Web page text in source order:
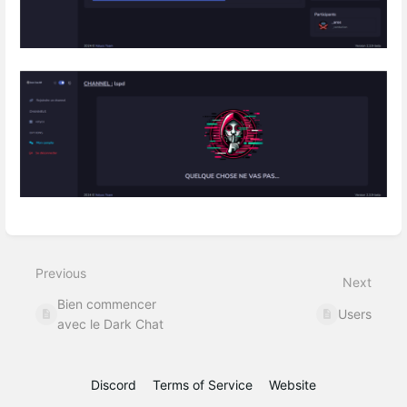
mode
Previous
Bien commencer
avec le Dark Chat
Next
Users
Discord Terms of Service Website